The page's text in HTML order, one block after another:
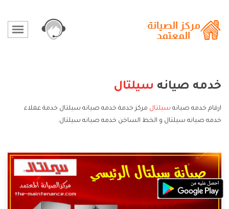
خدمه صيانه سيلتال
ارقام خدمه صيانه سيلتال مركز خدمة خدمه صيانه سيلتال خدمة عملاء
خدمه صيانه سيلتال و الخط الساخن خدمه صيانه سيلتال.